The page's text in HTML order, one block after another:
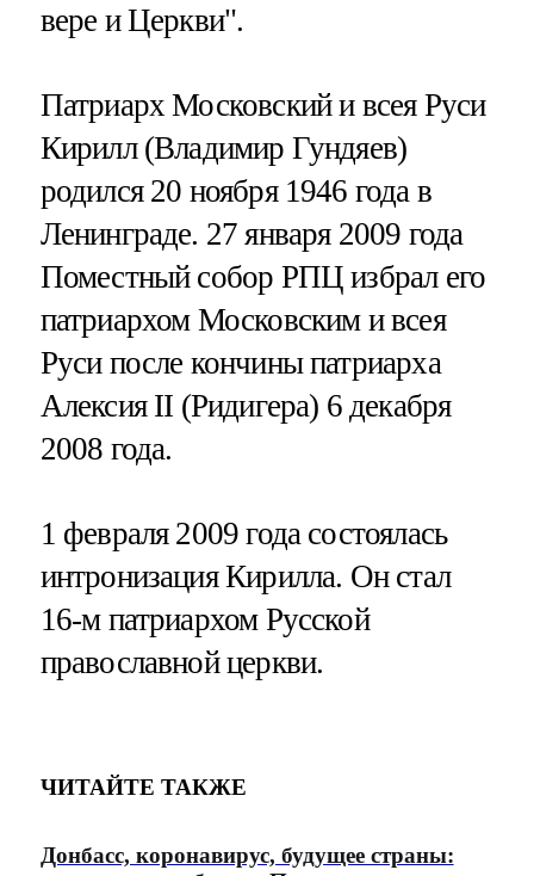
вере и Церкви".
Патриарх Московский и всея Руси
Кирилл (Владимир Гундяев)
родился 20 ноября 1946 года в
Ленинграде. 27 января 2009 года
Поместный собор РПЦ избрал его
патриархом Московским и всея
Руси после кончины патриарха
Алексия II (Ридигера) 6 декабря
2008 года.
1 февраля 2009 года состоялась
интронизация Кирилла. Он стал
16-м патриархом Русской
православной церкви.
ЧИТАЙТЕ ТАКЖЕ
Донбасс, коронавирус, будущее страны: